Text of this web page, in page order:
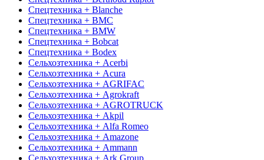
Спецтехника + Blanche
Спецтехника + BMC
Спецтехника + BMW
Спецтехника + Bobcat
Спецтехника + Bodex
Сельхозтехника + Acerbi
Сельхозтехника + Acura
Сельхозтехника + AGRIFAC
Сельхозтехника + Agrokraft
Сельхозтехника + AGROTRUCK
Сельхозтехника + Akpil
Сельхозтехника + Alfa Romeo
Сельхозтехника + Amazone
Сельхозтехника + Ammann
Сельхозтехника + Ark Group